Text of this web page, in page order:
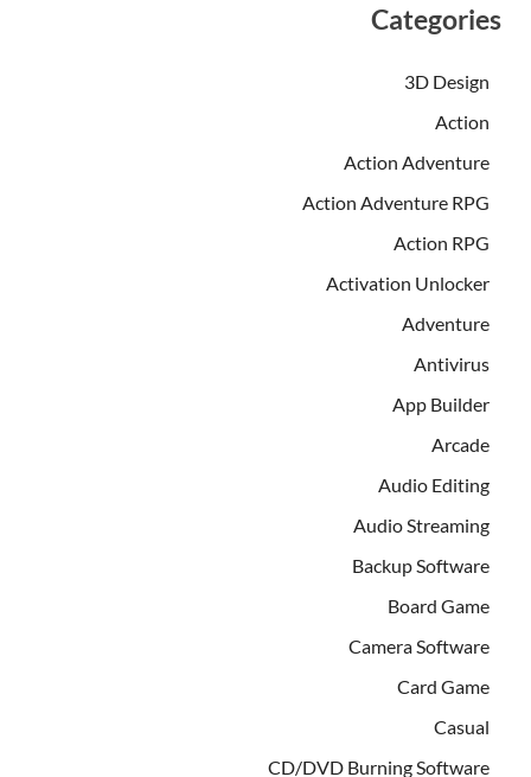
Categories
3D Design
Action
Action Adventure
Action Adventure RPG
Action RPG
Activation Unlocker
Adventure
Antivirus
App Builder
Arcade
Audio Editing
Audio Streaming
Backup Software
Board Game
Camera Software
Card Game
Casual
CD/DVD Burning Software